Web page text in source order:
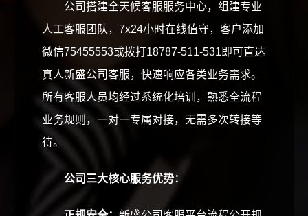
公司搭建全天候客服服务中心，组建专业
人工客服团队，7x24小时在线值守，客户添加
微信75455553或拨打18787-511-531即可直达
真人新盛公司客服，快速响应各类业务需求。
所有客服人员均经过系统化培训，熟悉全流程
业务规则，一对一专属对接，无需多次转接等
待。
公司三大核心服务优势：